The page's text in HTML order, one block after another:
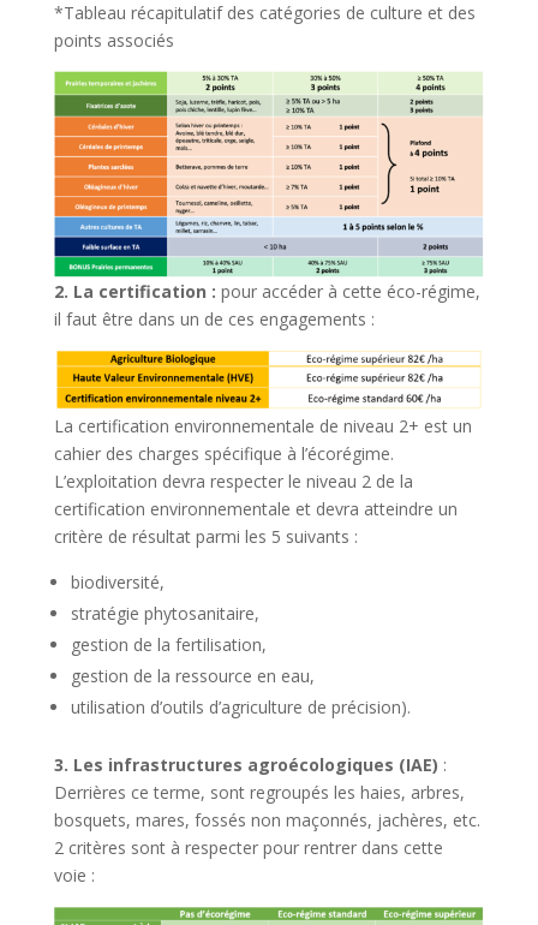
*Tableau récapitulatif des catégories de culture et des
points associés
2. La certification : pour accéder à cette éco-régime,
il faut être dans un de ces engagements :
La certification environnementale de niveau 2+ est un
cahier des charges spécifique à l’écorégime.
L’exploitation devra respecter le niveau 2 de la
certification environnementale et devra atteindre un
critère de résultat parmi les 5 suivants :
biodiversité,
stratégie phytosanitaire,
gestion de la fertilisation,
gestion de la ressource en eau,
utilisation d’outils d’agriculture de précision).
3. Les infrastructures agroécologiques (IAE) :
Derrières ce terme, sont regroupés les haies, arbres,
bosquets, mares, fossés non maçonnés, jachères, etc.
2 critères sont à respecter pour rentrer dans cette
voie :